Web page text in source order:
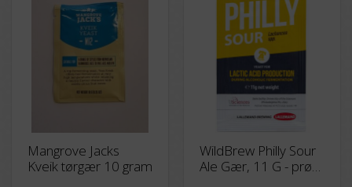
Mangrove Jacks
Kveik tørgær 10 gram
WildBrew Philly Sour
Ale Gær, 11 G - prøv